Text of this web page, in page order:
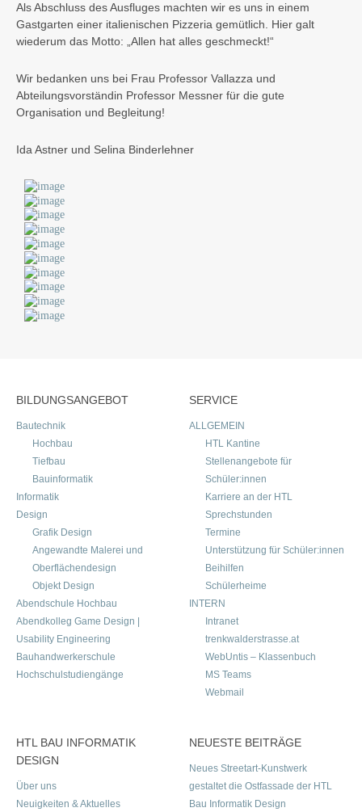
Als Abschluss des Ausfluges machten wir es uns in einem
Gastgarten einer italienischen Pizzeria gemütlich. Hier galt
wiederum das Motto: „Allen hat alles geschmeckt!“
Wir bedanken uns bei Frau Professor Vallazza und
Abteilungsvorständin Professor Messner für die gute
Organisation und Begleitung!
Ida Astner und Selina Binderlehner
BILDUNGSANGEBOT
Bautechnik
Hochbau
Tiefbau
Bauinformatik
Informatik
Design
Grafik Design
Angewandte Malerei und
Oberflächendesign
Objekt Design
Abendschule Hochbau
Abendkolleg Game Design |
Usability Engineering
Bauhandwerkerschule
Hochschulstudiengänge
SERVICE
ALLGEMEIN
HTL Kantine
Stellenangebote für
Schüler:innen
Karriere an der HTL
Sprechstunden
Termine
Unterstützung für Schüler:innen
Beihilfen
Schülerheime
INTERN
Intranet
trenkwalderstrasse.at
WebUntis – Klassenbuch
MS Teams
Webmail
HTL BAU INFORMATIK
DESIGN
Über uns
Neuigkeiten & Aktuelles
NEUESTE BEITRÄGE
Neues Streetart-Kunstwerk
gestaltet die Ostfassade der HTL
Bau Informatik Design